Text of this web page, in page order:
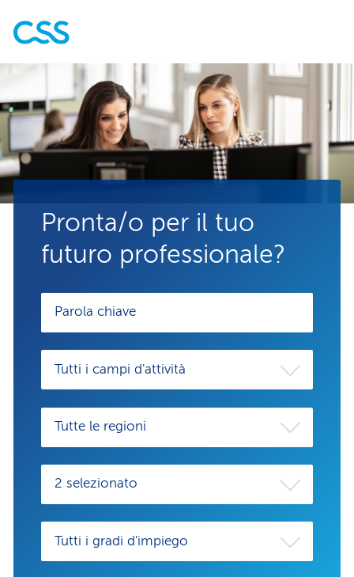
Pronta/o per il tuo
futuro professionale?
Tutti i campi d'attività
Tutte le regioni
2 selezionato
Tutti i gradi d'impiego